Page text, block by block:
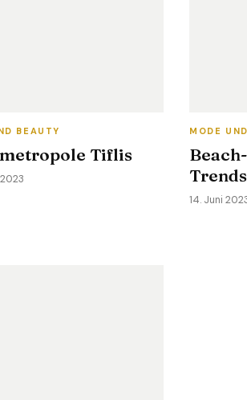
BEAUTY
Tiflis
MODE
14. Juni